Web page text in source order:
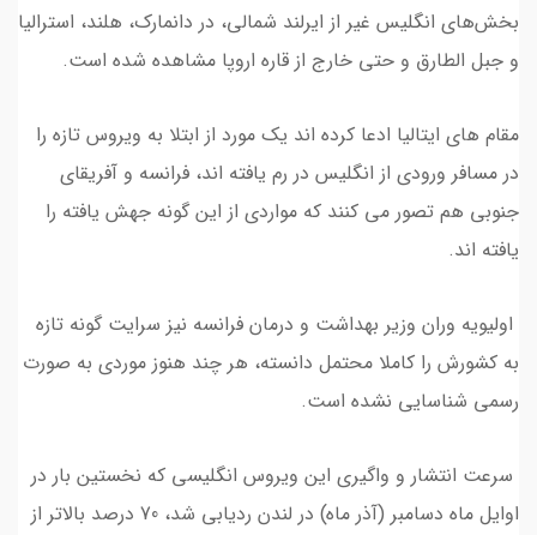
بخش‌های انگلیس غیر از ایرلند شمالی، در دانمارک، هلند، استرالیا
و جبل الطارق و حتی خارج از قاره اروپا مشاهده شده است.
مقام های ایتالیا ادعا کرده اند یک مورد از ابتلا به ویروس تازه را
در مسافر ورودی از انگلیس در رم یافته اند، فرانسه و آفریقای
جنوبی هم تصور می کنند که مواردی از این گونه جهش یافته‌ را
یافته اند.
اولیویه وران وزیر بهداشت و درمان فرانسه نیز سرایت گونه تازه
به کشورش را کاملا محتمل دانسته، هر چند هنوز موردی به صورت
رسمی شناسایی نشده است.
سرعت انتشار و واگیری این ویروس انگلیسی که نخستین بار در
اوایل ماه دسامبر (آذر ماه) در لندن ردیابی شد، 70 درصد بالاتر از